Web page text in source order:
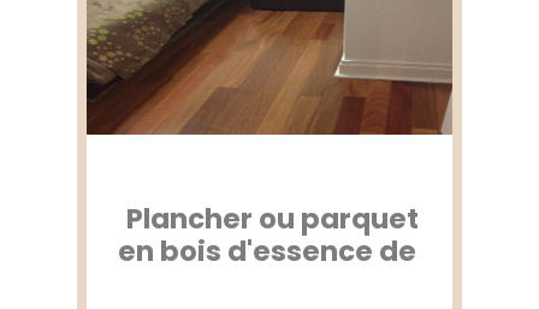
Plancher ou parquet
en bois d'essence de